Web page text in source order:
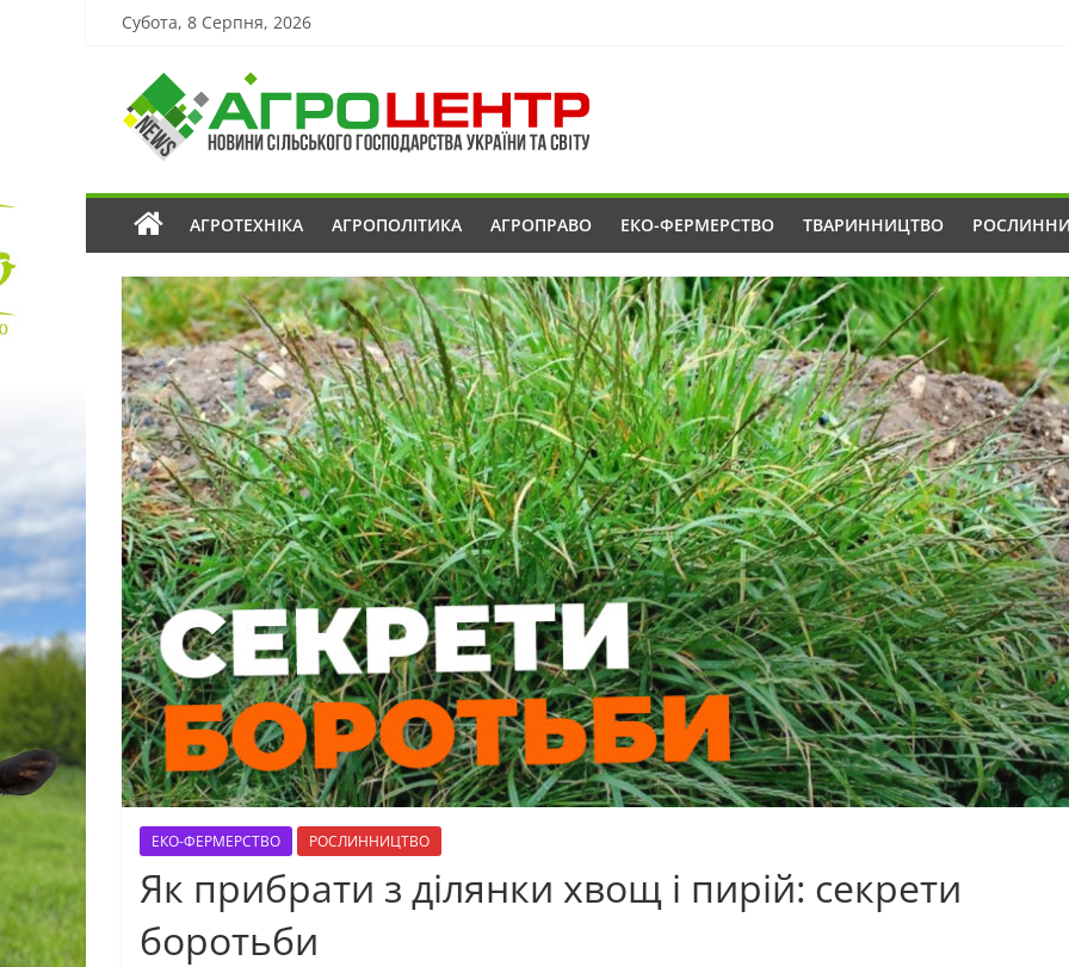
Субота, 8 Серпня, 2026
АГРОТЕХНІКА АГРОПОЛІТИКА АГРОПРАВО ЕКО-ФЕРМЕРСТВО ТВАРИННИЦТВО
ЕКО-ФЕРМЕРСТВО РОСЛИННИЦТВО
Як прибрати з ділянки хвощ і пирій: секрети
боротьби